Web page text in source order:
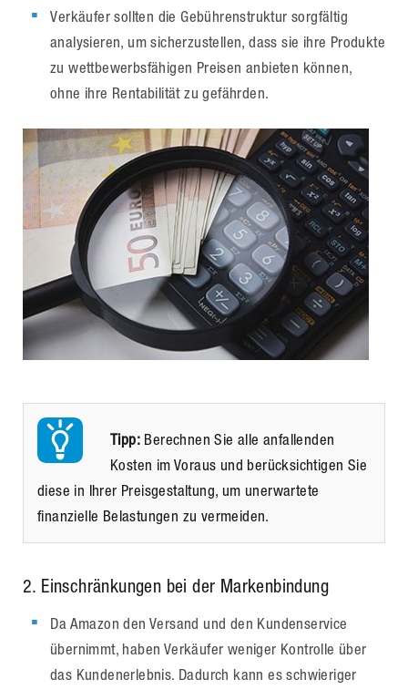
Verkäufer sollten die Gebührenstruktur sorgfältig
analysieren, um sicherzustellen, dass sie ihre Produkte
zu wettbewerbsfähigen Preisen anbieten können,
ohne ihre Rentabilität zu gefährden.
Tipp: Berechnen Sie alle anfallenden
Kosten im Voraus und berücksichtigen Sie
diese in Ihrer Preisgestaltung, um unerwartete
finanzielle Belastungen zu vermeiden.
2. Einschränkungen bei der Markenbindung
Da Amazon den Versand und den Kundenservice
übernimmt, haben Verkäufer weniger Kontrolle über
das Kundenerlebnis. Dadurch kann es schwieriger